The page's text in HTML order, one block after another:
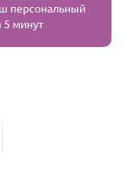
персональный
5 минут